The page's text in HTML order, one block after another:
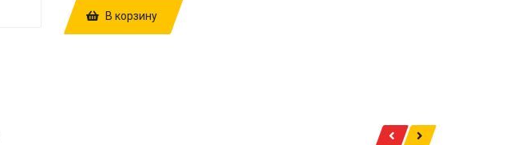
В корзину